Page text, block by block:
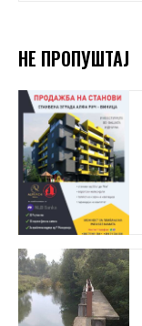
НЕ ПРОПУШТАЈ